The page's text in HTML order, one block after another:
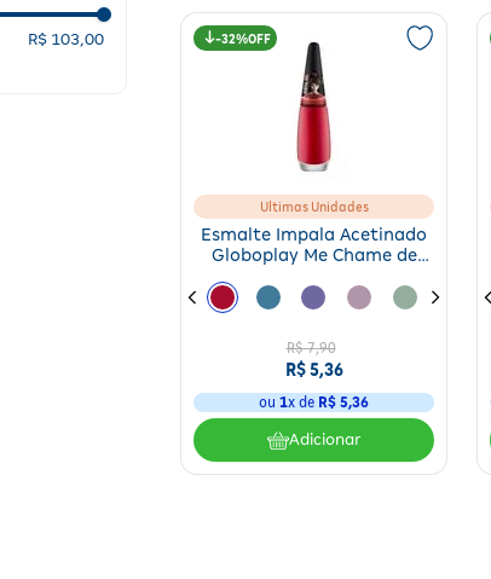
R$ 103,00 32%
Ultimas Unidades
Esmalte Impala Acetinado
Globoplay Me Chame de
R$ 7,90
R$ 5,36
ou 1x de R$ 5,36
Adicionar